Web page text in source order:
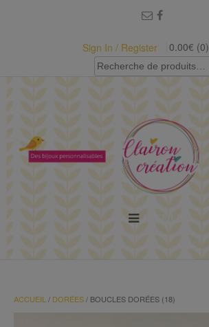
Sign In / Register
0.00€ (0)
Recherche
pour :
ACCUEIL / DORÉES/ BOUCLES DORÉES (18)